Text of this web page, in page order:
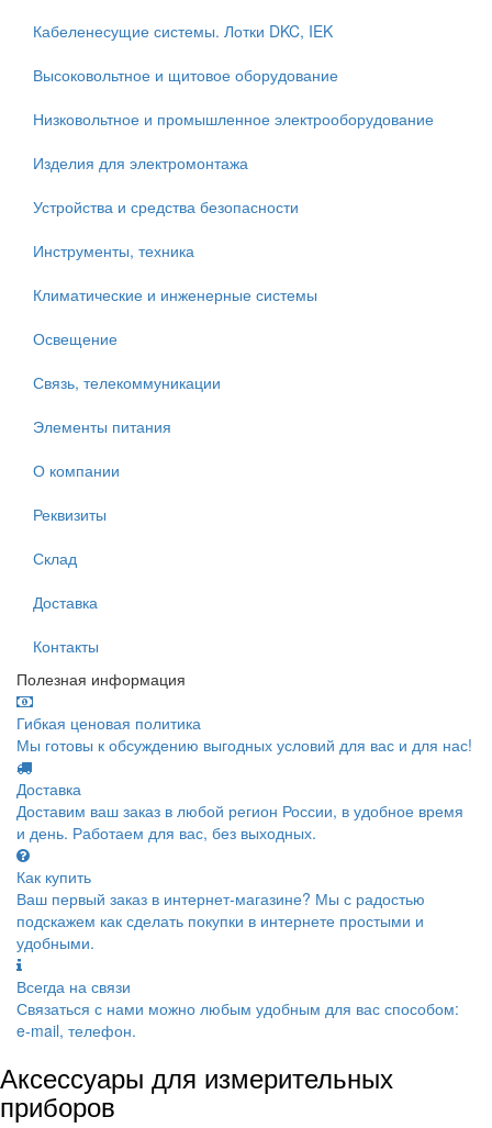
Кабеленесущие системы. Лотки DKC, IEK
Высоковольтное и щитовое оборудование
Низковольтное и промышленное электрооборудование
Изделия для электромонтажа
Устройства и средства безопасности
Инструменты, техника
Климатические и инженерные системы
Освещение
Связь, телекоммуникации
Элементы питания
О компании
Реквизиты
Склад
Доставка
Контакты
Полезная информация
Гибкая ценовая политика
Мы готовы к обсуждению выгодных условий для вас и для нас!
Доставка
Доставим ваш заказ в любой регион России, в удобное время
и день. Работаем для вас, без выходных.
Как купить
Ваш первый заказ в интернет-магазине? Мы с радостью
подскажем как сделать покупки в интернете простыми и
удобными.
Всегда на связи
Связаться с нами можно любым удобным для вас способом:
e-mail, телефон.
Аксессуары для измерительных
приборов